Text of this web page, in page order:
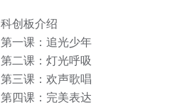
科创板介绍
第一课：追光少年
第二课：灯光呼吸
第三课：欢声歌唱
第四课：完美表达